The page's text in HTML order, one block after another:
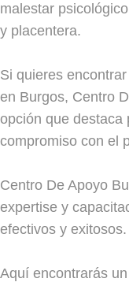
malestar
y placentera.
Si quieres
en Burgos, Centro
opción que destaca
compromiso con el
Centro De Apoyo
expertise y
efectivos y exitosos.
Aquí encontrarás